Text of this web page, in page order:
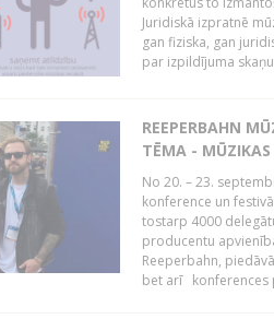
Juridiskā izpratnē
gan fiziska, gan
par izpildījuma
REEPERBAHN
TĒMA -
No 20. – 23.
konference un
tostarp 4000
producentu
Reeperbahn,
bet arī konferences